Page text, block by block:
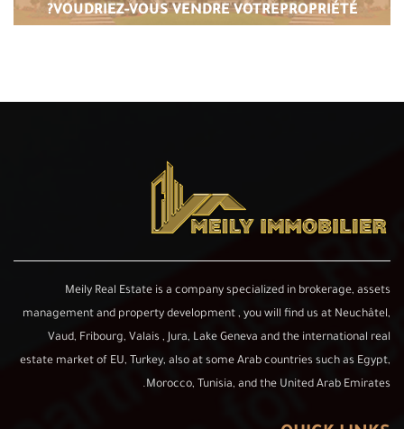
VOUDRIEZ-VOUSVENDRE VOTREPROPRIÉTÉ?
Meily Real Estate is a company specialized in brokerage, assets
management and property development , you will find us at Neuchâtel,
Vaud, Fribourg, Valais , Jura, Lake Geneva and the international real
estate market of EU, Turkey, also at some Arab countries such as Egypt,
Morocco, Tunisia, and the United Arab Emirates.